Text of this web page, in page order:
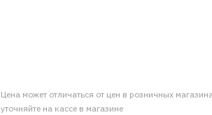
Цена может отличаться от цен в розничных
уточняйте на кассе в магазине